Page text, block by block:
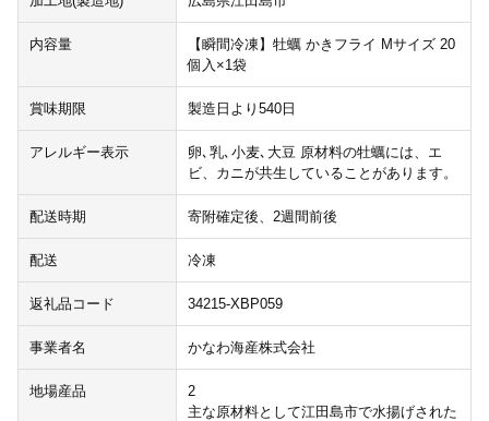
内容量
【瞬間冷凍】牡蠣 かきフライ Mサイズ 20
個入×1袋
賞味期限 製造日より540日
アレルギー表示
卵､乳､小麦､大豆 原材料の牡蠣には、エ
ビ、カニが共生していることがあります。
配送時期 寄附確定後、2週間前後
配送 冷凍
返礼品コード 34215-XBP059
事業者名 かなわ海産株式会社
地場産品
2
主な原材料として江田島市で水揚げされた